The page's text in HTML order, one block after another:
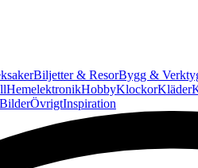
Biljetter & ResorBygg &
HemelektronikHobbyKlockorKläder
ÖvrigtInspiration